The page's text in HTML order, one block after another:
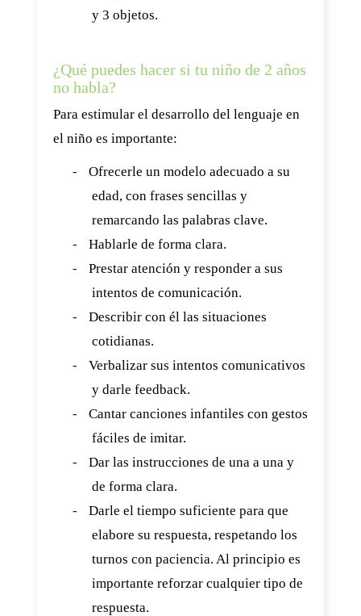
y 3 objetos.
¿Qué puedes hacer si tu niño de 2 años
no habla?
Para estimular el desarrollo del lenguaje en
el niño es importante:
-
Ofrecerle un modelo adecuado a su
edad, con frases sencillas y
remarcando las palabras clave.
-
Hablarle de forma clara.
-
Prestar atención y responder a sus
intentos de comunicación.
-
Describir con él las situaciones
cotidianas.
-
Verbalizar sus intentos comunicativos
y darle feedback.
-
Cantar canciones infantiles con gestos
fáciles de imitar.
-
Dar las instrucciones de una a una y
de forma clara.
-
Darle el tiempo suficiente para que
elabore su respuesta, respetando los
turnos con paciencia. Al principio es
importante reforzar cualquier tipo de
respuesta.